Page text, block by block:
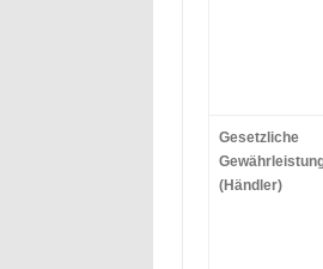
Gesetzliche
(Händler)